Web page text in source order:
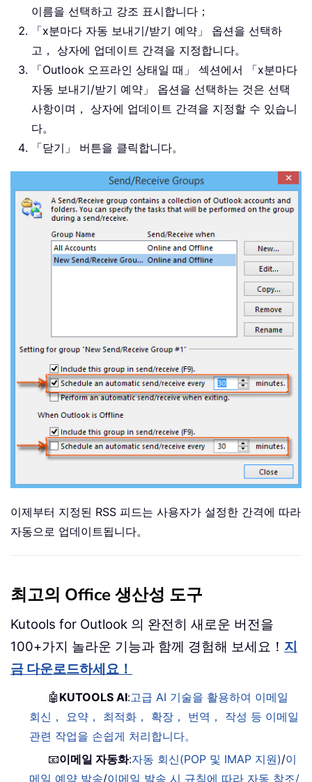
이름을 선택하고 강조 표시합니다；
「x분마다 자동 보내기/받기 예약」 옵션을 선택하
고， 상자에 업데이트 간격을 지정합니다。
「Outlook 오프라인 상태일 때」 섹션에서 「x분마다
자동 보내기/받기 예약」 옵션을 선택하는 것은 선택
사항이며， 상자에 업데이트 간격을 지정할 수 있습니
다。
「닫기」 버튼을 클릭합니다。
이제부터 지정된 RSS 피드는 사용자가 설정한 간격에 따라
자동으로 업데이트됩니다。
최고의 Office 생산성 도구
Kutools for Outlook 의 완전히 새로운 버전을
100+가지 놀라운 기능과 함께 경험해 보세요！ 지
금 다운로드하세요！
🤖 KUTOOLS AI:고급 AI 기술을 활용하여 이메일
회신， 요약， 최적화， 확장， 번역， 작성 등 이메일
관련 작업을 손쉽게 처리합니다。
📧이메일 자동화:자동 회신(POP 및 IMAP 지원)/이
메일 예약 발송/이메일 발송 시 규칙에 따라 자동 참조/